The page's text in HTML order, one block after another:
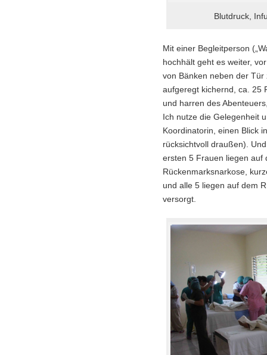
Blutdruck,
Mit einer Begleitperson
hochhält geht es weiter,
von Bänken neben der Tür
aufgeregt kichernd, ca. 25
und harren des
Ich nutze die Gelegenheit
Koordinatorin, einen Blick
rücksichtvoll draußen).
ersten 5 Frauen liegen auf
Rückenmarksnarkose,
und alle 5 liegen auf dem
versorgt.